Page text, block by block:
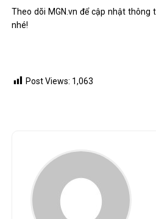
Theo dõi MGN.vn để cập nhật
nhé!
Post Views: 1,063